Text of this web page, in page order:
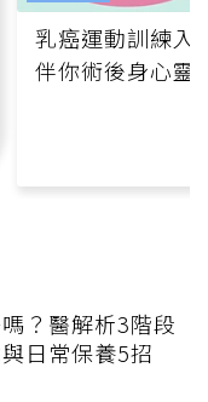
乳癌運動訓練入
伴你術後身心靈
？醫解析3階段
日常保養5招